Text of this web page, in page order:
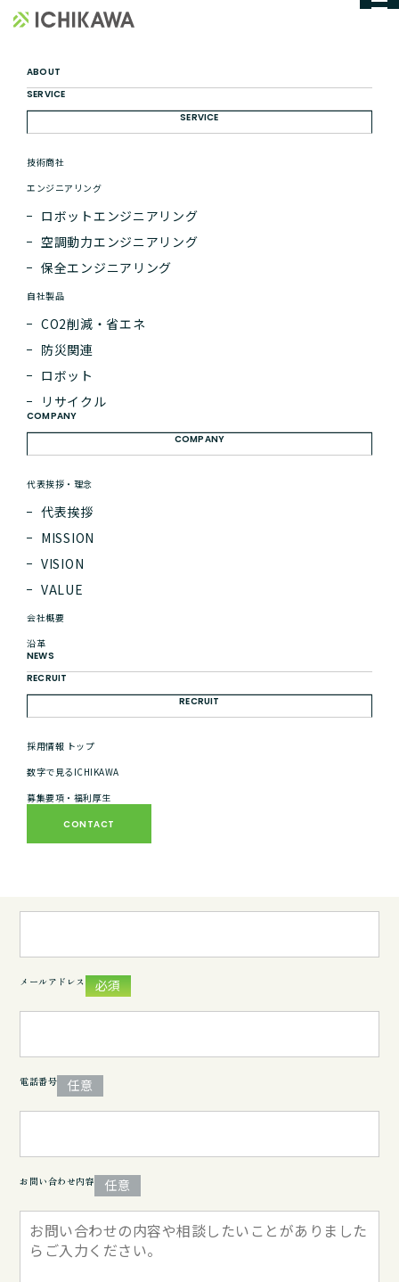
ABOUT
SERVICE
SERVICE
技術商社
エンジニアリング
ロボットエンジニアリング
空調動力エンジニアリング
保全エンジニアリング
自社製品
CO2削減・省エネ
防災関連
ロボット
リサイクル
COMPANY
COMPANY
代表挨拶・理念
代表挨拶
MISSION
VISION
VALUE
会社概要
沿革
NEWS
RECRUIT
RECRUIT
採用情報 トップ
数字で見るICHIKAWA
募集要項・福利厚生
CONTACT
CONTACT
皆さまの「つくりたい」や「やりたい」を、ご相談ください。それ
悩みやご要望に対して、パートナーとして共に考え、最適な解決策
をご提案いたします。 お客様の状況や目的に合わせて柔軟に対応
会社名 必須
メールアドレス 必須
電話番号 任意
お問い合わせ内容 任意